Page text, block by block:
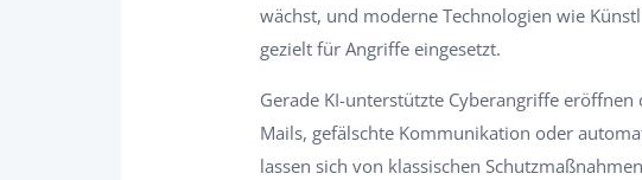
wächst, und moderne Technologien wie
gezielt für Angriffe eingesetzt.
Gerade KI-unterstützte Cyberangriffe
Mails, gefälschte Kommunikation oder
lassen sich von klassischen